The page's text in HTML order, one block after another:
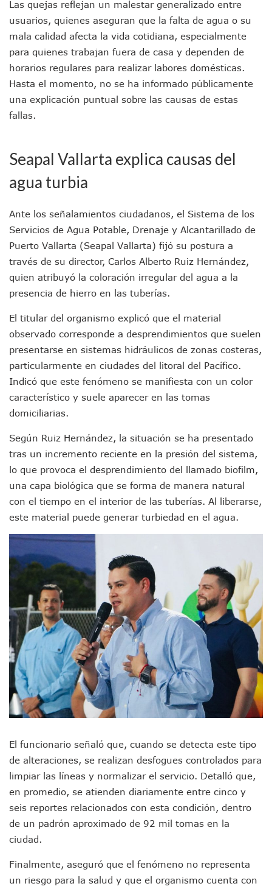
Reporte Preliminar De Afectaciones, Según El Gobierno
Canaco Servytur Puerto Vallarta Pide Evitar La Rapiña En
Localizan 19 Vehículos Calcinados En Bahía De Banderas
Reportan Al Menos 60 Negocios Incendiados En Puerto
Coparmex Pide Reforzar Seguridad Tras Jornada De
Sin Daños A La Infraestructura Del Aeropuerto De Vallarta,
Estados Unidos Pide A Sus Ciudadanos Resguardarse Si
Reportan Captura Y Muerte De “El Mencho” En Medio De
Narcobloqueos Causan Pánico Y Tensión En Puerto
Polvo, Ruido, Máquinas… Así Las Obras Inconclusas En El
Decomisan 4 Toneladas De Droga En Aguas De
Incendio En Taller De Vehículos Pesados En San Juan De
Estados Unidos Detecta Red Ilícita De Tiempos
Mueren 8 Personas De Bahía De Banderas En Operativo
Personas Therian Convocan A Mega Convivio En
Localizan Y Liberan A Cuatro Personas Que Permanecían
Ola De Calor Alcanzará Su Máximo Este Jueves En Jalisco,
Macro Desfogue De Tuberías Dejará Sin Agua A 150
Sigue El Programa De Bacheo En Puerto Vallarta
Bruno Blancas Destaca Avances Legislativos Aprobados
Puerto Vallarta Presente En El Anuncio Del Plan Integral
Miércoles De Ceniza: ¿Qué Significa La Cruz Que Se Pone
Quiso Matar A Un Anciano Con Parkinson En Puerto
¡El Pitillal Vive Su Primera Feria Del Libro!
Quema Controlada En Atenguillo Busca Minimizar Riesgo
Marx Arriaga Abandona Oficinas De La SEP Tras 100
100 Pacientes Oncológicos Piden No Cambiar A
“Paseo De La Fama” En Vallarta Genera Dudas Tras Visita
Hay 507 Personas Desaparecidas En Puerto Vallarta
Gobierno De Lemus Abre Oficina Especializada En
Anexo De Ixtapa Privaría Ilegalmente De Personas, Acusa
Puerto Vallarta Acompaña En La Despedida Fúnebre Del
Puerto Vallarta Registra Más Ballenas Que Nunca Este
SEAPAL Tendrá Módulos Itinerantes Para Inscripción A
Fin De Semana De San Valentín Impulsa Ventas En
Zapopan: Cae Presunto Coordinador De Célula Dedicada A
Ponen En Marcha Campaña ‘No Es Lo Que Parece’ Para
Estado Y Municipio Impulsan A Microempresas
Vuelca Camioneta Con Jornaleros Cerca De Talpa De
Así Protege La Suprema Corte A Dueños De Vehículos
Vigilan Parques, Canchas Y Avenidas Para Bajar Actos
Zapopan: Retiran 29 Motocicletas Irregulares En
Muere Joven Tras Ser Arrollado Por Un Camión De
Formalizan Uso De Espacio Comunitario En Verde Vallarta
Choque De Camionetas Deja Un Muerto En Autopista A
Parejas En México: Bajan Matrimonios Y Crecen Uniones
Yussara Canales Presenta La “ley Clarisa” Contra
Las quejas reflejan un malestar generalizado entre
usuarios, quienes aseguran que la falta de agua o su
mala calidad afecta la vida cotidiana, especialmente
para quienes trabajan fuera de casa y dependen de
horarios regulares para realizar labores domésticas.
Hasta el momento, no se ha informado públicamente
una explicación puntual sobre las causas de estas
fallas.
Seapal Vallarta explica causas del
agua turbia
Ante los señalamientos ciudadanos, el Sistema de los
Servicios de Agua Potable, Drenaje y Alcantarillado de
Puerto Vallarta (Seapal Vallarta) fijó su postura a
través de su director, Carlos Alberto Ruiz Hernández,
quien atribuyó la coloración irregular del agua a la
presencia de hierro en las tuberías.
El titular del organismo explicó que el material
observado corresponde a desprendimientos que suelen
presentarse en sistemas hidráulicos de zonas costeras,
particularmente en ciudades del litoral del Pacífico.
Indicó que este fenómeno se manifiesta con un color
característico y suele aparecer en las tomas
domiciliarias.
Según Ruiz Hernández, la situación se ha presentado
tras un incremento reciente en la presión del sistema,
lo que provoca el desprendimiento del llamado biofilm,
una capa biológica que se forma de manera natural
con el tiempo en el interior de las tuberías. Al liberarse,
este material puede generar turbiedad en el agua.
El funcionario señaló que, cuando se detecta este tipo
de alteraciones, se realizan desfogues controlados para
limpiar las líneas y normalizar el servicio. Detalló que,
en promedio, se atienden diariamente entre cinco y
seis reportes relacionados con esta condición, dentro
de un padrón aproximado de 92 mil tomas en la
ciudad.
Finalmente, aseguró que el fenómeno no representa
un riesgo para la salud y que el organismo cuenta con